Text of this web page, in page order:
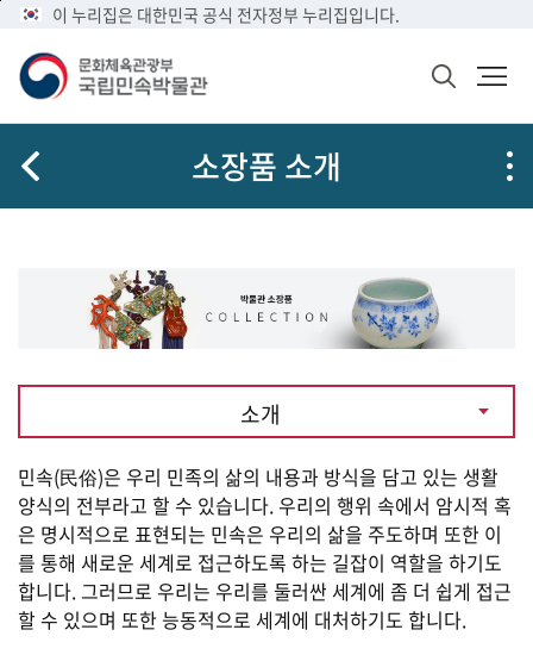
가
가
이 누리집은 대한민국 공식 전자정부 누리집입니다.
검
화
체
관
국
속
박
물
관
고
뉴
기
소장품 소개
유
소개
소
개
민속(民俗)은 우리 민족의 삶의 내용과 방식을 담고 있는 생활
양식의 전부라고 할 수 있습니다. 우리의 행위 속에서 암시적 혹
은 명시적으로 표현되는 민속은 우리의 삶을 주도하며 또한 이
를 통해 새로운 세계로 접근하도록 하는 길잡이 역할을 하기도
합니다. 그러므로 우리는 우리를 둘러싼 세계에 좀 더 쉽게 접근
할 수 있으며 또한 능동적으로 세계에 대처하기도 합니다.